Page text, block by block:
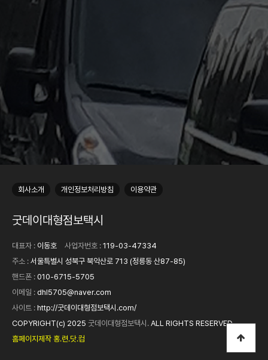
회사소개 개인정보처리방침 이용약관
굿데이대형점보택시
대표자 : 이동호 사업자번호 : 119-03-47334
주소 : 서울특별시 성북구 북악산로 713 (정릉동 산87-85)
핸드폰 : 010-6715-5705
이메일 : dhl5705@naver.com
사이트 : http://굿데이대형점보택시.com/
COPYRIGHT(c) 2025 굿데이대형점보택시. ALL RIGHTS RESERVED.
홈페이지제작 홍.련.닷.컴